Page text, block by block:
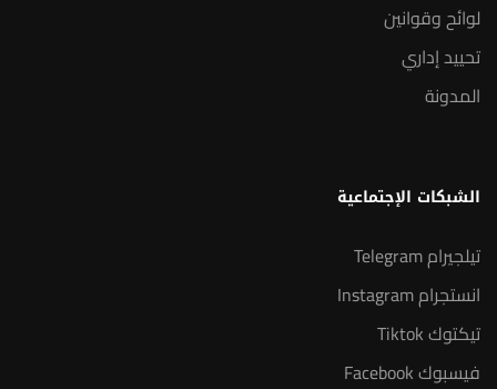
لوائح وقوانين
تحييد إداري
المدونة
الشبكات الإجتماعية
تيلجيرام Telegram
انستجرام Instagram
تيكتوك Tiktok
فيسبوك Facebook